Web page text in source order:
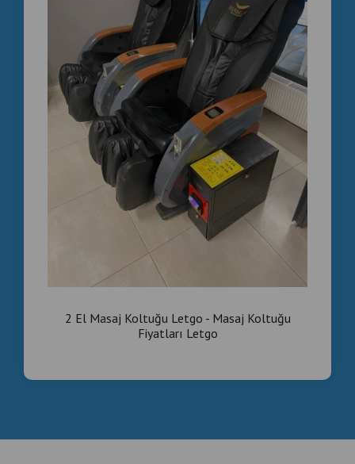
2 El Masaj Koltuğu Letgo - Masaj Koltuğu
Fiyatları Letgo